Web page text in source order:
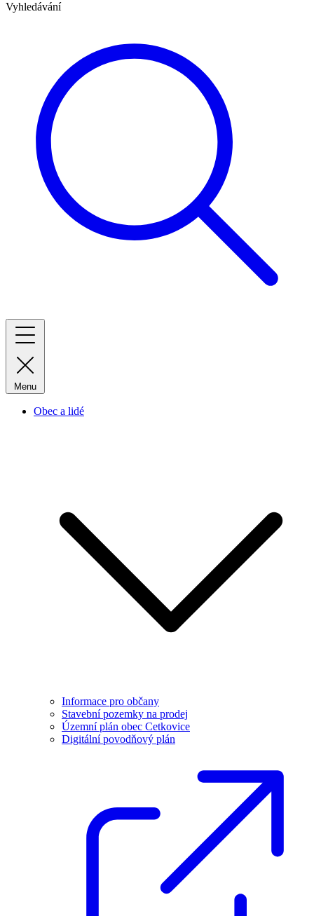
Vyhledávání
Menu
Obec a lidé
Informace pro občany
Stavební pozemky na prodej
Územní plán obec Cetkovice
Digitální povodňový plán